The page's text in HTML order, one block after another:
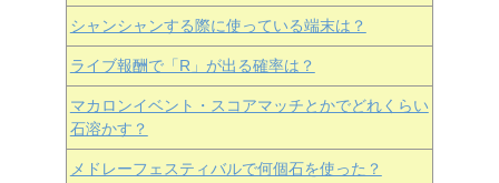
シャンシャンする際に使っている端末は？
ライブ報酬で「R」が出る確率は？
マカロンイベント・スコアマッチとかでどれくらい
石溶かす？
メドレーフェスティバルで何個石を使った？